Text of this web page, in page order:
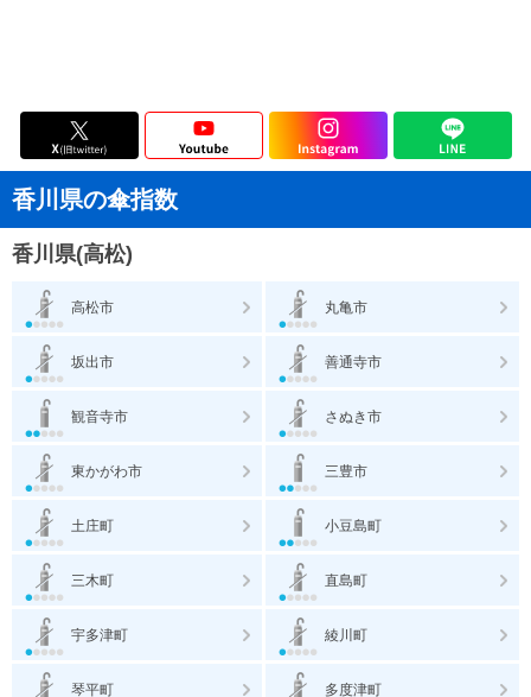
香川県の傘指数
香川県(高松)
高松市 丸亀市
坂出市 善通寺市
観音寺市 さぬき市
東かがわ市 三豊市
土庄町 小豆島町
三木町 直島町
宇多津町 綾川町
琴平町 多度津町